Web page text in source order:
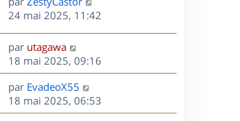
e
s
a
g
e
m
s
a
e
i
r
m
e
s
s
a
e
i
e
r
m
e
24 mai 2025, 11:42
D
e
r
n
i
e
par utagawa
18 mai 2025, 09:16
D
e
r
par EvadeoX55
18 mai 2025, 06:53